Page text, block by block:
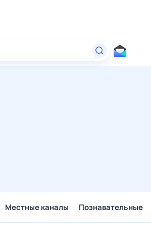
Местные каналы Познавательные